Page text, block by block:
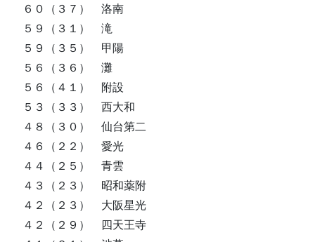
６０（３７） 洛南
５９（３１） 滝
５９（３５） 甲陽
５６（３６） 灘
５６（４１） 附設
５３（３３） 西大和
４８（３０） 仙台第二
４６（２２） 愛光
４４（２５） 青雲
４３（２３） 昭和薬附
４２（２３） 大阪星光
４２（２９） 四天王寺